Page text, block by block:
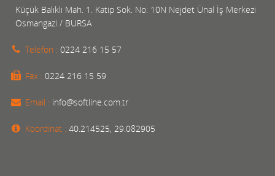
Küçük Balıklı Mah. 1. Katip Sok. No: 10N Nejdet Ünal İş Merkezi
Osmangazi / BURSA
Telefon : 0224 216 15 57
Fax : 0224 216 15 59
Email : info@softline.com.tr
Koordinat : 40.214525, 29.082905